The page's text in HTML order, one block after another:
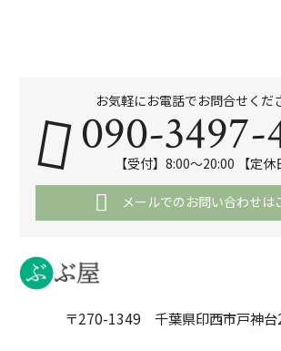
〒270-1349 千葉県印西市戸神
お気軽にお電話でお問合せくだ
090-3497-
【受付】8:00～20:00 【定
メールでのお問い合わせは